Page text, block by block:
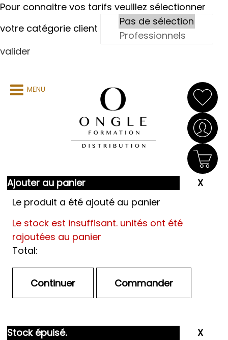
Pour connaitre vos tarifs veuillez sélectionner
votre catégorie client
valider
MENU
Ajouter au panier
Le produit a été ajouté au panier
Le stock est insuffisant. unités ont été
rajoutées au panier
Total:
Stock épuisé.